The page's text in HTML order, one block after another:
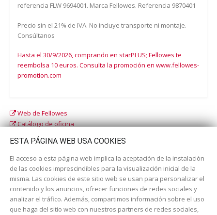
referencia FLW 9694001. Marca Fellowes. Referencia 9870401
Precio sin el 21% de IVA. No incluye transporte ni montaje.
Consúltanos
Hasta el 30/9/2026, comprando en starPLUS; Fellowes te
reembolsa 10 euros. Consulta la promoción en www.fellowes-
promotion.com
Web de Fellowes
Catálogo de oficina
ESTA PÁGINA WEB USA COOKIES
El acceso a esta página web implica la aceptación de la instalación
de las cookies imprescindibles para la visualización inicial de la
misma. Las cookies de este sitio web se usan para personalizar el
contenido y los anuncios, ofrecer funciones de redes sociales y
analizar el tráfico. Además, compartimos información sobre el uso
que haga del sitio web con nuestros partners de redes sociales,